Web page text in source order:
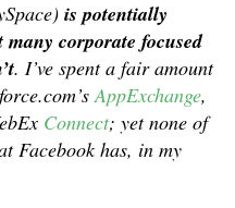
is potentially
corporate focused
. I’ve spent a fair amount
AppExchange,
Connect; yet none of
Facebook has, in my